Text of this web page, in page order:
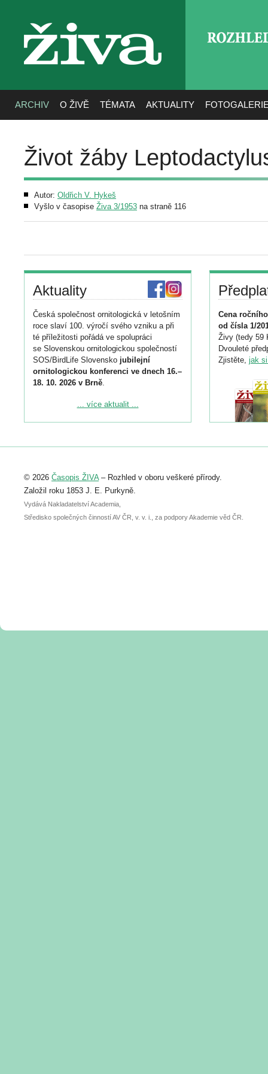
živa
ARCHIV O ŽIVĚ TÉMATA AKTUALITY
Život žáby
Autor: Oldřich V. Hykeš
Vyšlo v časopise Živa 3/1953 na straně 116
Aktuality
Česká společnost ornitologická v letošním
roce slaví 100. výročí svého vzniku a při
té příležitosti pořádá ve spolupráci
se Slovenskou ornitologickou společností
SOS/BirdLife Slovensko jubilejní
ornitologickou konferenci ve dnech 16.–
18. 10. 2026 v Brně.
Podrobnější informace ke konferenci
Registrovat se můžete do 6. září.
abstraktu přihlášené přednášky nebo
posteru je už 30. června.
... více aktualit ...
Cena
od čísla 1/
Živy (tedy 59
Dvouleté
Zjistěte, jak
© 2026 Časopis ŽIVA– Rozhled v oboru veškeré přírody.
Založil roku 1853 J. E. Purkyně.
Vydává Nakladatelství Academia,
Středisko společných činností AV ČR, v. v. i., za podpory Akademie věd ČR.